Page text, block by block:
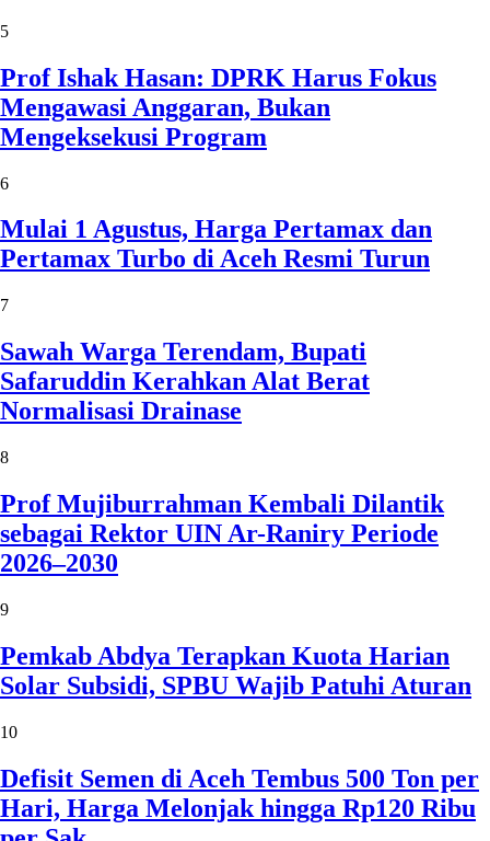
5
Prof Ishak Hasan: DPRK Harus Fokus
Mengawasi Anggaran, Bukan
Mengeksekusi Program
6
Mulai 1 Agustus, Harga Pertamax dan
Pertamax Turbo di Aceh Resmi Turun
7
Sawah Warga Terendam, Bupati
Safaruddin Kerahkan Alat Berat
Normalisasi Drainase
8
Prof Mujiburrahman Kembali Dilantik
sebagai Rektor UIN Ar-Raniry Periode
2026–2030
9
Pemkab Abdya Terapkan Kuota Harian
Solar Subsidi, SPBU Wajib Patuhi Aturan
10
Defisit Semen di Aceh Tembus 500 Ton per
Hari, Harga Melonjak hingga Rp120 Ribu